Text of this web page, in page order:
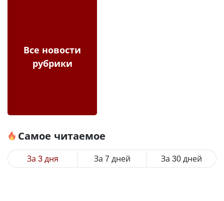
Все новости
рубрики
Самое читаемое
За 3 дня За 7 дней За 30 дней